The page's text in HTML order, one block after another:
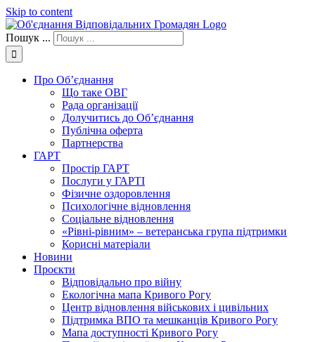
Skip to content
Пошук ...
Про Об’єднання
Що таке ОВГ
Рада організації
Долучитись до Об’єднання
Публічна оферта
Партнерства
ГАРТ
Простір ГАРТ
Послуги у ГАРТІ
Фізичне оздоровлення
Психологічне відновлення
Соціальне відновлення
«Рівні-рівним» – ветеранська група підтримки
Корисні матеріали
Новини
Проєкти
Відповідально про війну
Екологічна мапа Кривого Рогу
Центр відновлення військових і цивільних
Підтримка ВПО та мешканців Кривого Рогу
Мапа доступності Кривого Рогу